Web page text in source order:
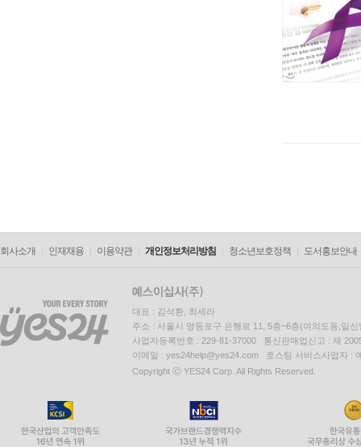
회사소개 인재채용 이용약관 개인정보처리방침 청소년보호정책 도서홍보안내
대표 : 김석환, 최세라
주소 : 서울시 영등포구 은행로 11, 5층~6층(여의도동,일신
사업자등록번호 : 229-81-37000 통신판매업신고 : 제
이메일 : yes24help@yes24.com 호스팅 서비스사업자 :
Copyright ⓒ YES24 Corp. All Rights Reserved.